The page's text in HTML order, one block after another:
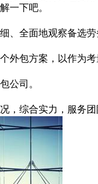
一下吧。
全面地观察备选
外包方案，以作为考
公司。
，综合实力，服务团